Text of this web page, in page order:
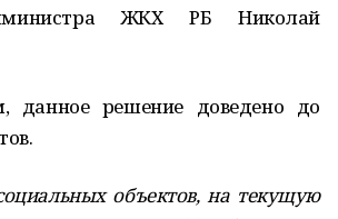
ЖКХ РБ Николай
данное решение доведено до
объектов, на текущую